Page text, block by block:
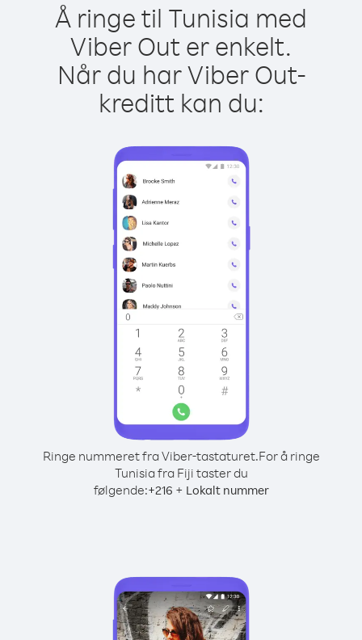
Å ringe til Tunisia med
Viber Out er enkelt.
Når du har Viber Out-
kreditt kan du:
Ringe nummeret fra Viber-tastaturet.For å ringe
Tunisia fra Fiji taster du
følgende:+216 + Lokalt nummer